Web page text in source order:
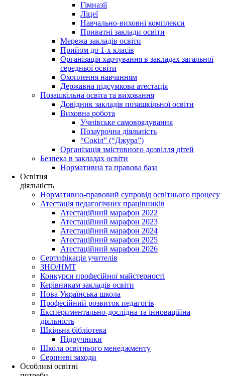
Гімназії
Ліцеї
Навчально-виховні комплекси
Приватні заклади освіти
Мережа закладів освіти
Прийом до 1-х класів
Організація харчування в закладах загальної
середньої освіти
Охоплення навчанням
Державна підсумкова атестація
Позашкільна освіта та виховання
Довідник закладів позашкільної освіти
Виховна робота
Учнівське самоврядування
Позаурочна діяльність
“Сокіл” (“Джура”)
Організація змістовного дозвілля дітей
Безпека в закладах освіти
Нормативна та правова база
Освітня
діяльність
Нормативно-правовий супровід освітнього процесу
Атестація педагогічних працівників
Атестаційний марафон 2022
Атестаційний марафон 2023
Атестаційний марафон 2024
Атестаційний марафон 2025
Атестаційний марафон 2026
Сертифікація учителів
ЗНО/НМТ
Конкурси професійної майстерності
Керівникам закладів освіти
Нова Українська школа
Професійний розвиток педагогів
Експериментально-дослідна та інноваційна
діяльність
Шкільна бібліотека
Підручники
Школа освітнього менеджменту
Серпневі заходи
Особливі освітні